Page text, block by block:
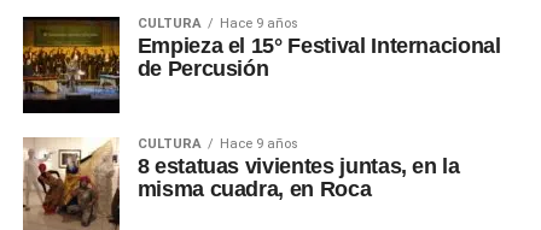
CULTURA Hace 9 años
Empieza el 15° Festival Internacional
de Percusión
CULTURA Hace 9 años
8 estatuas vivientes juntas, en la
misma cuadra, en Roca